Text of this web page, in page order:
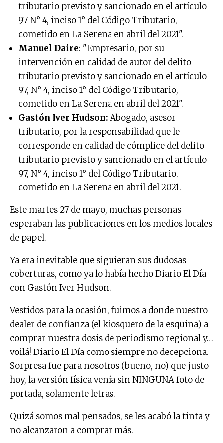
tributario previsto y sancionado en el artículo
97 N° 4, inciso 1° del Código Tributario,
cometido en La Serena en abril del 2021".
Manuel Daire: "Empresario, por su
intervención en calidad de autor del delito
tributario previsto y sancionado en el artículo
97, N° 4, inciso 1° del Código Tributario,
cometido en La Serena en abril del 2021".
Gastón Iver Hudson: Abogado, asesor
tributario, por la responsabilidad que le
corresponde en calidad de cómplice del delito
tributario previsto y sancionado en el artículo
97, N° 4, inciso 1° del Código Tributario,
cometido en La Serena en abril del 2021.
Este martes 27 de mayo, muchas personas
esperaban las publicaciones en los medios locales
de papel.
Ya era inevitable que siguieran sus dudosas
coberturas, comoya lo había hecho Diario El Día
con Gastón Iver Hudson.
Vestidos para la ocasión, fuimos a donde nuestro
dealer de confianza (el kiosquero de la esquina) a
comprar nuestra dosis de periodismo regional y…
voilá! Diario El Día como siempre no decepciona.
Sorpresa fue para nosotros (bueno, no) que justo
hoy, la versión física venía sin NINGUNA foto de
portada, solamente letras.
Quizá somos mal pensados, se les acabó la tinta y
no alcanzaron a comprar más.